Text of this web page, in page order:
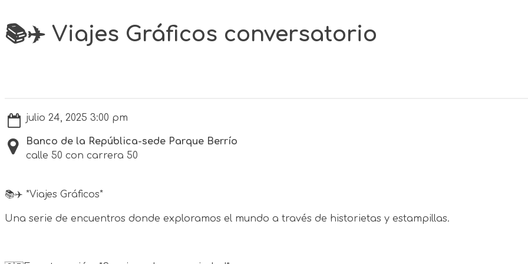
📚✈️ Viajes Gráficos conversatorio
julio 24, 2025 3:00 pm
Banco de la República-sede Parque Berrío
calle 50 con carrera 50
📚✈️ *Viajes Gráficos*
Una serie de encuentros donde exploramos el mundo a través de historietas y estampillas.